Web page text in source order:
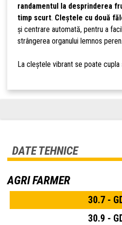
randamentul la desprinderea
timp scurt. Cleștele cu două
și centrare automată, pentru a
strângerea organului lemnos peren.
La cleștele vibrant se poate cupla
DATE TEHNICE
AGRI FARMER
30.7 -
30.9 -